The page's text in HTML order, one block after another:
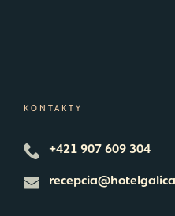
KONTAKTY
+421 907 609 304